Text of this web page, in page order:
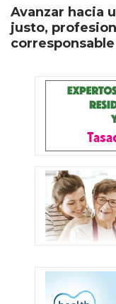
Avanzar hacia
justo,
corresponsable